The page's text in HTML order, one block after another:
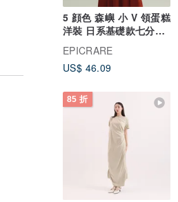
5 顔色 森嶼 小 V 領蛋糕
洋裝 日系基礎款七分袖
氣質中長連身裙
EPICRARE
US$ 46.09
85 折